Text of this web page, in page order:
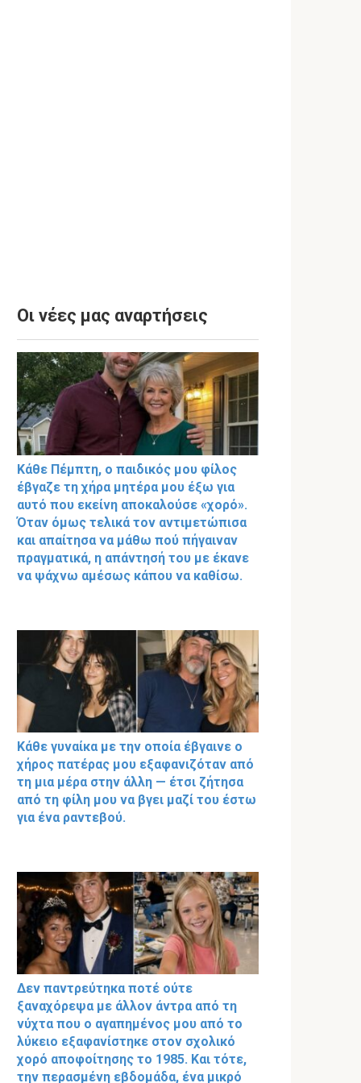
Οι νέες μας αναρτήσεις
Κάθε Πέμπτη, ο παιδικός μου φίλος
έβγαζε τη χήρα μητέρα μου έξω για
αυτό που εκείνη αποκαλούσε «χορό».
Όταν όμως τελικά τον αντιμετώπισα
και απαίτησα να μάθω πού πήγαιναν
πραγματικά, η απάντησή του με έκανε
να ψάχνω αμέσως κάπου να καθίσω.
Κάθε γυναίκα με την οποία έβγαινε ο
χήρος πατέρας μου εξαφανιζόταν από
τη μια μέρα στην άλλη — έτσι ζήτησα
από τη φίλη μου να βγει μαζί του έστω
για ένα ραντεβού.
Δεν παντρεύτηκα ποτέ ούτε
ξαναχόρεψα με άλλον άντρα από τη
νύχτα που ο αγαπημένος μου από το
λύκειο εξαφανίστηκε στον σχολικό
χορό αποφοίτησης το 1985. Και τότε,
την περασμένη εβδομάδα, ένα μικρό